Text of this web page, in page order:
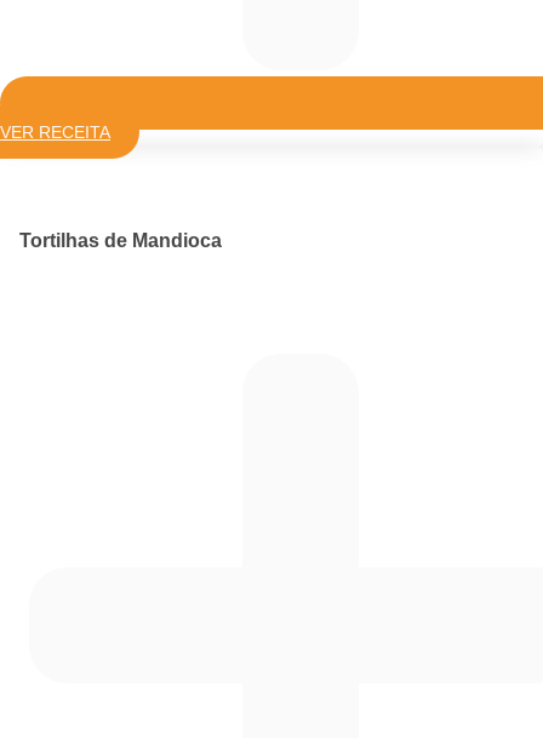
VER RECEITA
Tortilhas de Mandioca